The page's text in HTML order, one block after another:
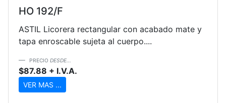
HO 192/F
ASTIL Licorera rectangular con acabado mate y
tapa enroscable sujeta al cuerpo....
PRECIO DESDE...
$87.88 + I.V.A.
VER MAS ...